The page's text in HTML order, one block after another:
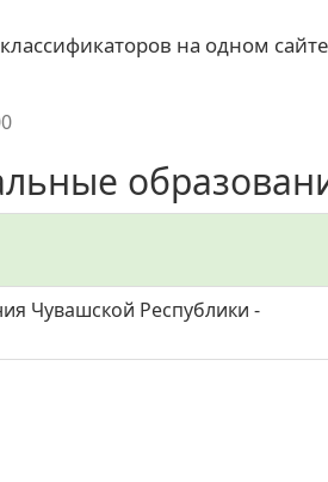
на одном
Чувашской Республики -